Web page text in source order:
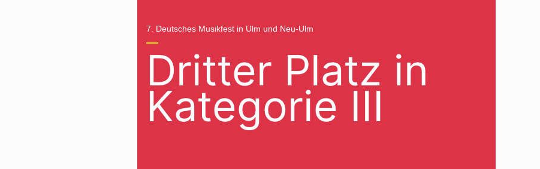
7. Deutsches Musikfest in Ulm und Neu-Ulm
Dritter Platz in
Kategorie III